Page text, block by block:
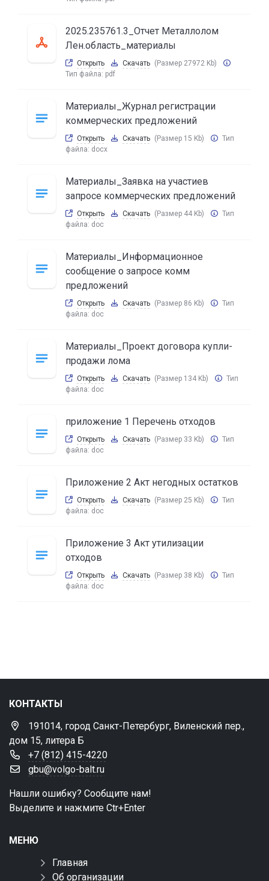
2025.235761.3_Отчет Металлолом
Лен.область_материалы
Открыть Скачать (Размер 27972 Kb)
Тип файла: pdf
Материалы_Журнал регистрации
коммерческих предложений
Открыть Скачать (Размер 15 Kb)
Тип
файла: docx
Материалы_Заявка на участиев
запросе коммерческих предложений
Открыть Скачать (Размер 44 Kb)
Тип
файла: doc
Материалы_Информационное
сообщение о запросе комм
предложений
Открыть Скачать (Размер 86 Kb)
Тип
файла: doc
Материалы_Проект договора купли-
продажи лома
Открыть Скачать (Размер 134 Kb)
Тип
файла: doc
приложение 1 Перечень отходов
Открыть Скачать (Размер 33 Kb)
Тип
файла: doc
Приложение 2 Акт негодных остатков
Открыть Скачать (Размер 25 Kb)
Тип
файла: doc
Приложение 3 Акт утилизации
отходов
Открыть Скачать (Размер 38 Kb)
Тип
файла: doc
КОНТАКТЫ
191014, город Санкт-Петербург, Виленский пер.,
дом 15, литера Б
+7 (812) 415-4220
gbu@volgo-balt.ru
Нашли ошибку? Сообщите нам!
Выделите и нажмите Ctr+Enter
МЕНЮ
Главная
Об организации